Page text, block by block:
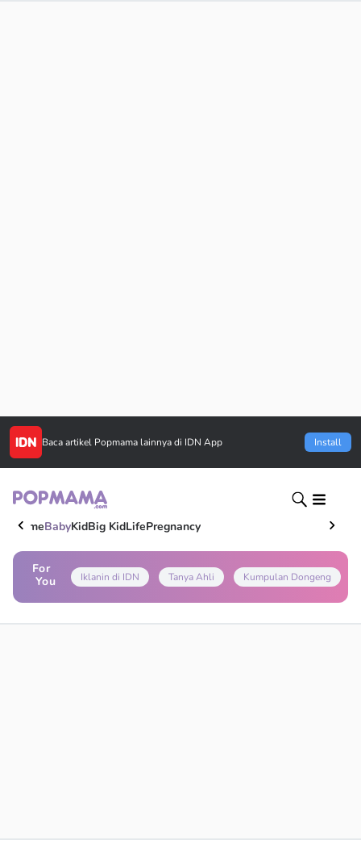
Baca artikel Popmama lainnya di IDN App Install
HomeBabyKidBig KidLifePregnancy
For
You
Iklanin di IDN Tanya Ahli Kumpulan Dongeng